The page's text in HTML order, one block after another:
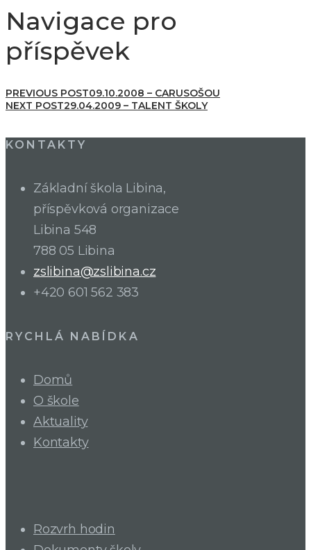
Navigace pro
příspěvek
PREVIOUS POST09.10.2008 – CARUSOŠOU
NEXT POST29.04.2009 – TALENT ŠKOLY
KONTAKTY
Základní škola Libina,
příspěvková organizace
Libina 548
788 05 Libina
zslibina@zslibina.cz
+420 601 562 383
RYCHLÁ NABÍDKA
Domů
O škole
Aktuality
Kontakty
Rozvrh hodin